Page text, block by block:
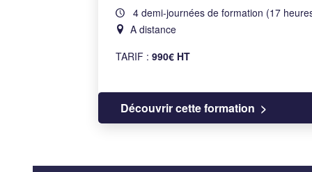
4 demi-journées de formation (17
A distance
TARIF : 990€ HT
Découvrir cette formation